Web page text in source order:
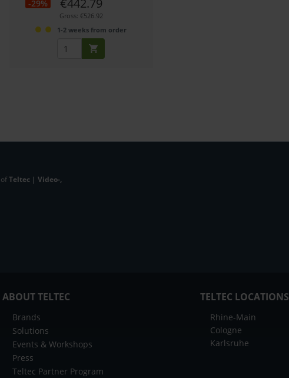
-29%
Gross: €526.92
1-2 weeks from order
Teltec | Video-,
ABOUT TELTEC
Brands
Solutions
Events & Workshops
Press
Teltec Partner Program
TELTEC LOCATIONS
Rhine-Main
Cologne
Karlsruhe